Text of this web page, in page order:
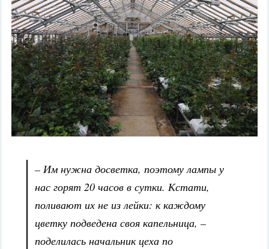
– Им нужна досветка, поэтому лампы у
нас горят 20 часов в сутки. Кстати,
поливают их не из лейки: к каждому
цветку подведена своя капельница, –
поделилась начальник цеха по